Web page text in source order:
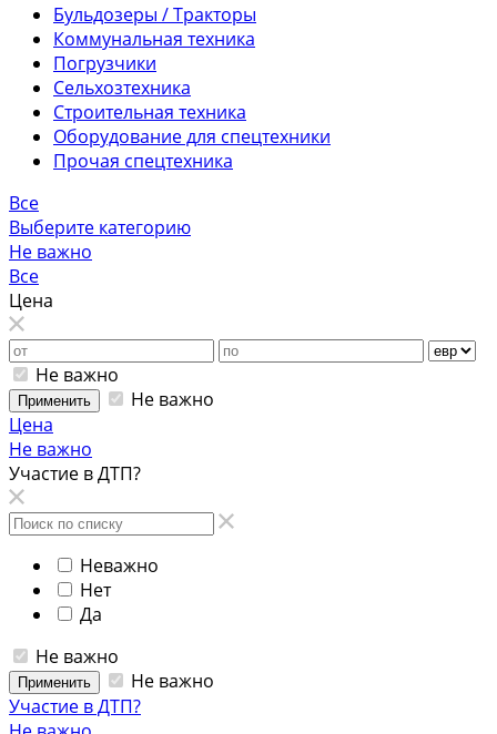
Бульдозеры / Тракторы
Коммунальная техника
Погрузчики
Сельхозтехника
Строительная техника
Оборудование для спецтехники
Прочая спецтехника
Все
Выберите категорию
Не важно
Все
Цена
Не важно
Применить
Не важно
Цена
Не важно
Участие в ДТП?
Неважно
Нет
Да
Не важно
Применить
Не важно
Участие в ДТП?